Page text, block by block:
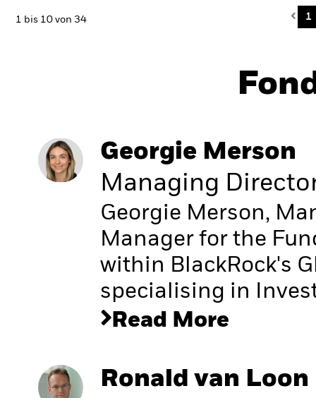
1 bis 10 von 34 1
Georgie Merson
Managing
Georgie Merson,
Manager for the
within BlackRock's
specialising in
Read More
Ronald van Loon